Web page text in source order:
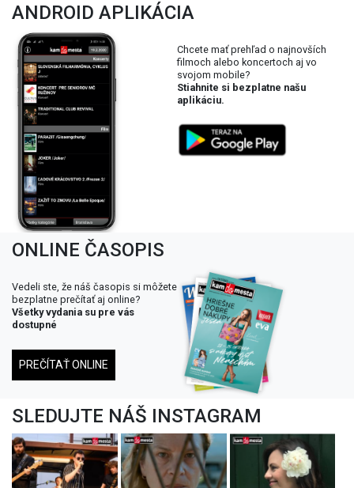
ANDROID APLIKÁCIA
Chcete mať prehľad o najnovších
filmoch alebo koncertoch aj vo
svojom mobile?
Stiahnite si bezplatne našu
aplikáciu.
ONLINE ČASOPIS
Vedeli ste, že náš časopis si môžete
bezplatne prečítať aj online?
Všetky vydania su pre vás
dostupné
PREČÍTAŤ ONLINE
SLEDUJTE NÁŠ INSTAGRAM